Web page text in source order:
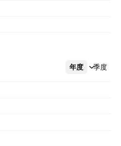
年度 季度
更多